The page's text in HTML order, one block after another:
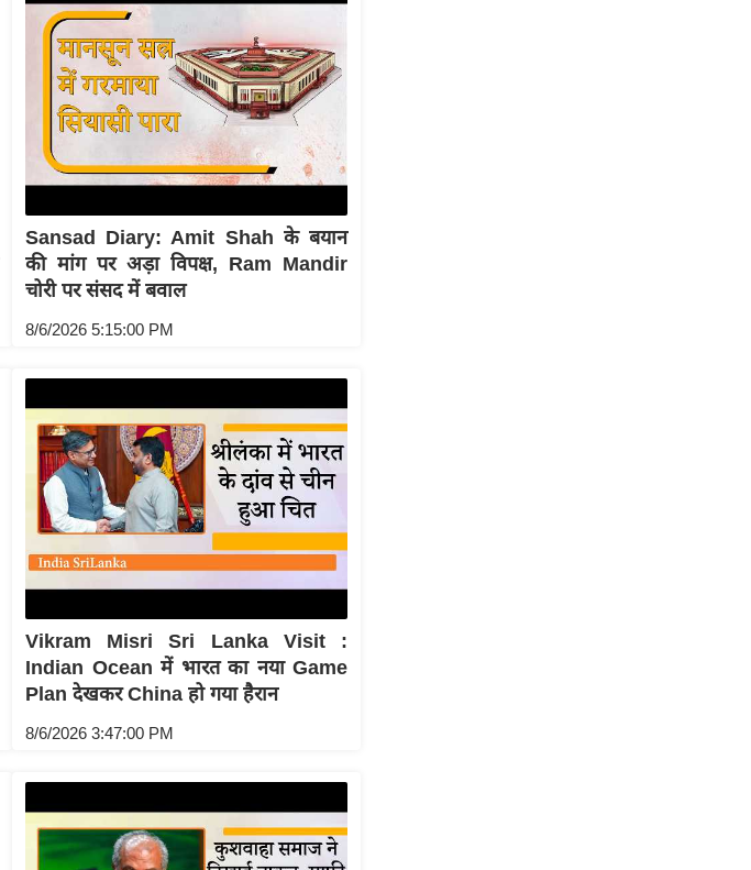
Sansad Diary: Amit Shah के बयान
की मांग पर अड़ा विपक्ष, Ram Mandir
चोरी पर संसद में बवाल
8/6/2026 5:15:00 PM
Vikram Misri Sri Lanka Visit :
Indian Ocean में भारत का नया Game
Plan देखकर China हो गया हैरान
8/6/2026 3:47:00 PM